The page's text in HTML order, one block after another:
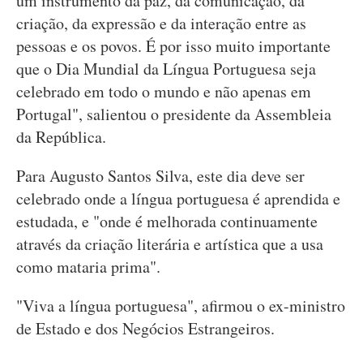
criação, da expressão e da interação entre as
pessoas e os povos. É por isso muito importante
que o Dia Mundial da Língua Portuguesa seja
celebrado em todo o mundo e não apenas em
Portugal", salientou o presidente da Assembleia
da República.
Para Augusto Santos Silva, este dia deve ser
celebrado onde a língua portuguesa é aprendida e
estudada, e "onde é melhorada continuamente
através da criação literária e artística que a usa
como mataria prima".
"Viva a língua portuguesa", afirmou o ex-ministro
de Estado e dos Negócios Estrangeiros.